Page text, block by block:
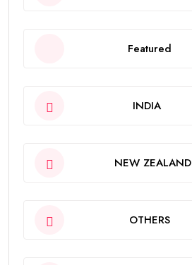
Featured
INDIA
NEW ZEALAND
OTHERS